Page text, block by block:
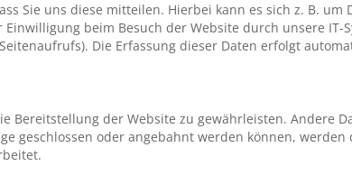
Sie uns diese mitteilen. Hierbei kann es sich z. B.
beim Besuch der Website durch unsere IT-
Die Erfassung dieser Daten erfolgt
Bereitstellung der Website zu gewährleisten. Andere
geschlossen oder angebahnt werden können,